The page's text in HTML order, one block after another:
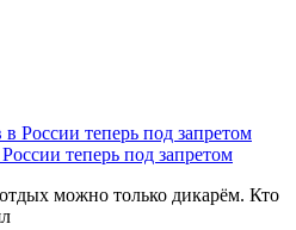
теперь под запретом
можно только дикарём. Кто